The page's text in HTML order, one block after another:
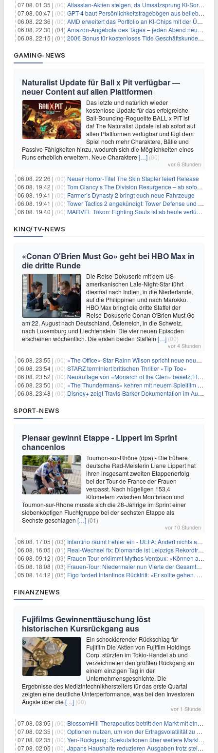
07.08. 01:35 | (00) Atlassian-Aktien steigen, da Umsatzsprung KI-Sorgen dämpft
07.08. 00:47 | (00) GPT-4 baut Persönlichkeitsfragebögen aus beliebigen Texten und sagt Antworten voraus
06.08. 22:36 | (00) AMD erweitert das Portfolio an KI-Chips mit der Übernahme von Taalas
06.08. 22:30 | (04) Amazon-Angebote des Tages – jeden Abend neue Deals zum Stöbern
06.08. 22:15 | (01) 200€ Bonus für kostenloses Tide Geschäftskundenkonto
GAMING-NEWS
Naturalist Update für Ball x Pit verfügbar —
neuer Content auf allen Plattformen
Das letzte und natürlich wieder
kostenlose Update für das erfolgreiche
Ball-Bouncing-Roguelite BALL x PIT ist
da! The Naturalist Update ist ab sofort auf
allen Plattformen verfügbar und fügt dem
Spiel noch mehr Charaktere, Bälle und
Passive Fähigkeiten hinzu, wodurch sich die Möglichkeiten eines
Runs erheblich erweitern. Neue Charaktere […] (00)
vor 6 Stunden
06.08. 22:26 | (00) Neuer Horror‑Titel The Skin Stapler feiert Release
06.08. 19:42 | (00) Tom Clancy’s The Division Resurgence – ab sofort für euch verfügbar
06.08. 19:41 | (00) Farmer’s Dynasty 2 bringt euch neue Fahrzeuge
06.08. 19:41 | (00) Tower Tactics 2 angekündigt: Tower Defense und Deckbuilding Kombo kehrt zurück
06.08. 19:40 | (00) MARVEL Tōkon: Fighting Souls ist ab heute verfügbar
KINO/TV-NEWS
«Conan O'Brien Must Go» geht bei HBO Max in
die dritte Runde
Die Reise-Dokuserie mit dem US-
amerikanischen Late-Night-Star führt
diesmal nach Indien, in die Niederlande,
auf die Philippinen und nach Marokko.
HBO Max bringt die dritte Staffel der
Reise-Dokuserie Conan O'Brien Must Go
am 22. August nach Deutschland, Österreich, in die Schweiz,
nach Luxemburg und Liechtenstein. Die vier neuen Episoden
erscheinen wöchentlich. Die ersten beiden Staffeln […] (00)
vor 4 Stunden
06.08. 23:55 | (00) «The Office»-Star Rainn Wilson spricht neue neuseeländische Serie «Settling»
06.08. 23:54 | (00) STARZ terminiert britischen Thriller «Tip Toe»
06.08. 23:52 | (00) Neuauflage von «Monarch of the Glen» besetzt Hauptrollen
06.08. 23:50 | (00) «The Thundermans» kehren mit neuem Spielfilm zurück
06.08. 23:48 | (00) Disney+ zeigt Travis-Barker-Dokumentation im August
SPORT-NEWS
Pienaar gewinnt Etappe - Lippert im Sprint
chancenlos
Tournon-sur-Rhône (dpa) - Die frühere
deutsche Rad-Meisterin Liane Lippert hat
ihren insgesamt zweiten Etappenerfolg
bei der Tour de France der Frauen
verpasst. Nach hügeligen 153,4
Kilometern zwischen Montbrison und
Tournon-sur-Rhone musste sich die 28-Jährige im Sprint einer
siebenköpfigen Fluchtgruppe bei der sechsten Etappe als
Sechste geschlagen […] (01)
vor 10 Stunden
06.08. 17:05 | (03) Infantino räumt Fehler ein - UEFA: Ändert nichts an Boykott
06.08. 16:05 | (01) Real-Wechsel fix: Diomande ist Leipzigs Rekordtransfer
06.08. 09:12 | (03) Frauen-Tour erklimmt Mythos Ventoux: «Können alles schaffen»
05.08. 18:08 | (03) Frauen-Tour: Niedermaier nun Vierte der Gesamtwertung
05.08. 14:12 | (05) Figo fordert Infantinos Rücktritt: «Er sollte gehen. Jetzt»
FINANZNEWS
Fujifilms Gewinnenttäuschung löst
historischen Kursrückgang aus
Ein schockierender Rückschlag für
Fujifilm Die Aktien von Fujifilm Holdings
Corp. stürzten im Tokio-Handel ab und
verzeichneten den größten Rückgang an
einem einzigen Tag in der
Unternehmensgeschichte. Die
Ergebnisse des Medizintechnikherstellers für das erste Quartal
zeigten eine deutliche Unterperformance, was bei den Investoren
Ängste über die […] (00)
vor 1 Stunde
07.08. 03:05 | (00) BlossomHill Therapeutics betritt den Markt mit einem IPO-Boost von 150 Millionen Dollar
07.08. 02:35 | (00) Optionen nutzen, um von der Ertragsvolatilität zu profitieren
07.08. 02:35 | (00) Yen-Rückgang: Spekulationen über weitere Marktinterventionen nehmen zu
07.08. 02:05 | (00) Japans Haushalte reduzieren Ausgaben trotz steigender Löhne: Ein Warnsignal für das Wachstum